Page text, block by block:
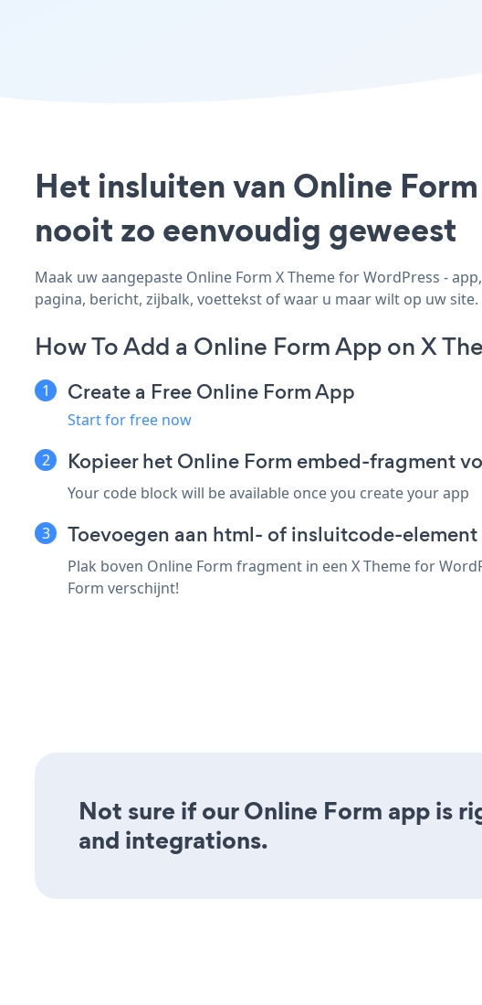
Het insluiten van Online
nooit zo eenvoudig geweest
Maak uw aangepaste Online Form X Theme for WordPress -
pagina, bericht, zijbalk, voettekst of waar u maar wilt op uw site.
How To Add a Online Form App on X
Create a Free Online Form App
Start for free now
Kopieer het Online Form embed-fragment
Your code block will be available once you create your app
Toevoegen aan html- of insluitcode-
Plak boven Online Form fragment in een X Theme for
Form verschijnt!
Not sure if our Online Form app is
and integrations.